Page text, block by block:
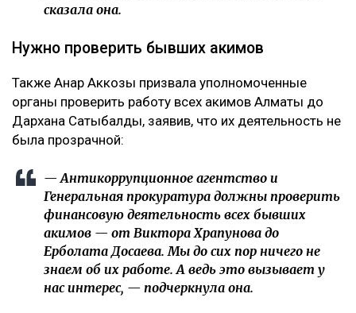
сказала она.
Нужно проверить бывших акимов
Также Анар Аккозы призвала уполномоченные
органы проверить работу всех акимов Алматы до
Дархана Сатыбалды, заявив, что их деятельность не
была прозрачной:
— Антикоррупционное агентство и
Генеральная прокуратура должны проверить
финансовую деятельность всех бывших
акимов — от Виктора Храпунова до
Ерболата Досаева. Мы до сих пор ничего не
знаем об их работе. А ведь это вызывает у
нас интерес, — подчеркнула она.